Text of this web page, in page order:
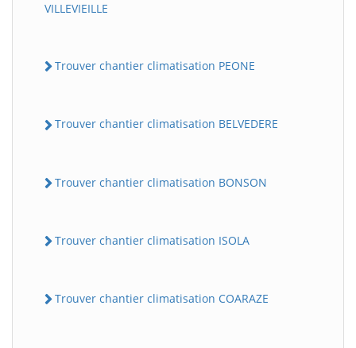
VILLEVIEILLE
Trouver chantier climatisation PEONE
Trouver chantier climatisation BELVEDERE
Trouver chantier climatisation BONSON
Trouver chantier climatisation ISOLA
Trouver chantier climatisation COARAZE